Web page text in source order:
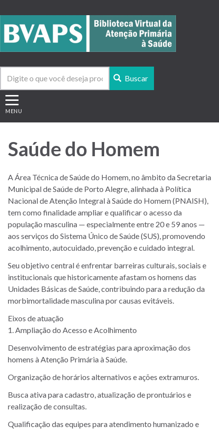
to
main
content
Buscar
Toggle navigation
MENU
Saúde do Homem
A Área Técnica de Saúde do Homem, no âmbito da Secretaria
Municipal de Saúde de Porto Alegre, alinhada à Política
Nacional de Atenção Integral à Saúde do Homem (PNAISH),
tem como finalidade ampliar e qualificar o acesso da
população masculina — especialmente entre 20 e 59 anos —
aos serviços do Sistema Único de Saúde (SUS), promovendo
acolhimento, autocuidado, prevenção e cuidado integral.
Seu objetivo central é enfrentar barreiras culturais, sociais e
institucionais que historicamente afastam os homens das
Unidades Básicas de Saúde, contribuindo para a redução da
morbimortalidade masculina por causas evitáveis.
Eixos de atuação
1. Ampliação do Acesso e Acolhimento
Desenvolvimento de estratégias para aproximação dos
homens à Atenção Primária à Saúde.
Organização de horários alternativos e ações extramuros.
Busca ativa para cadastro, atualização de prontuários e
realização de consultas.
Qualificação das equipes para atendimento humanizado e